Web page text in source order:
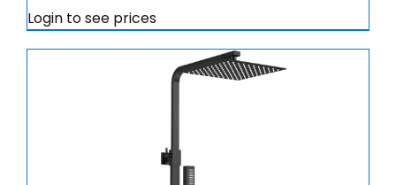
Login to see prices